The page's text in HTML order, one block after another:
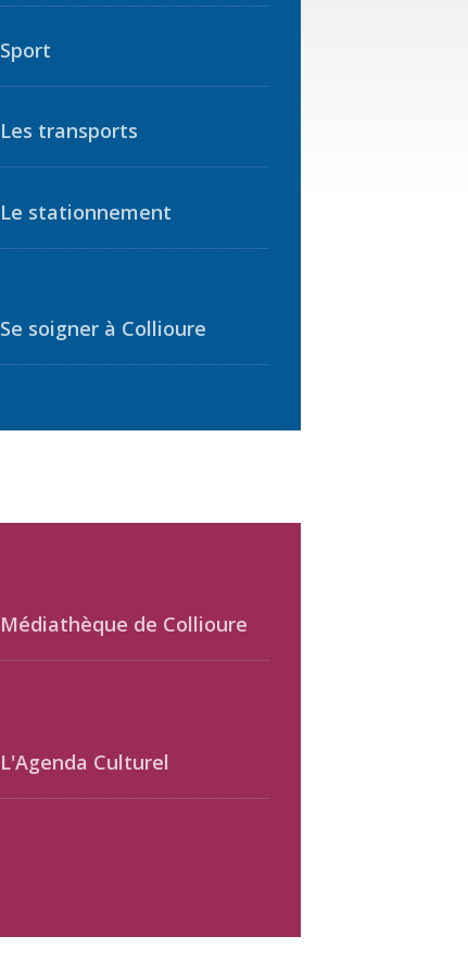
Sport
Les transports
Le stationnement
Se soigner à Collioure
Médiathèque de Collioure
L'Agenda Culturel